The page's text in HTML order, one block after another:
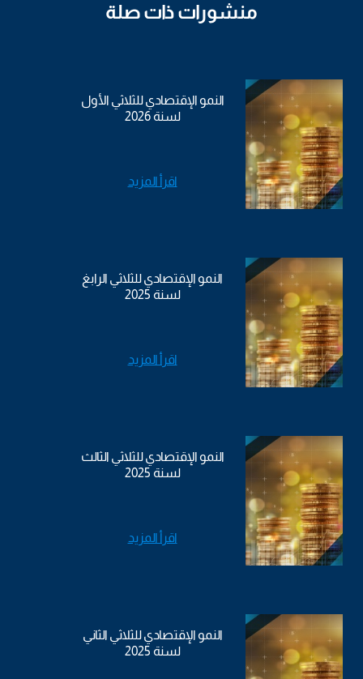
منشورات ذات صلة
النمو الإقتصادي للثلاثي الأول
لسنة 2026
اقرأ المزيد
النمو الإقتصادي للثلاثي الرابغ
لسنة 2025
اقرأ المزيد
النمو الإقتصادي للثلاثي الثالث
لسنة 2025
اقرأ المزيد
النمو الإقتصادي للثلاثي الثاني
لسنة 2025